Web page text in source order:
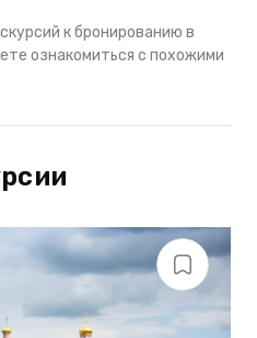
к бронированию в
ознакомиться с похожими